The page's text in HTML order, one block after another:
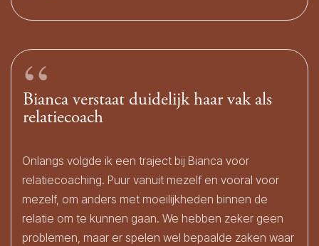
“
Bianca verstaat duidelijk haar vak als
relatiecoach
Onlangs volgde ik een traject bij Bianca voor
relatiecoaching. Puur vanuit mezelf en vooral voor
mezelf, om anders met moeilijkheden binnen de
relatie om te kunnen gaan. We hebben zeker geen
problemen, maar er spelen wel bepaalde zaken waar